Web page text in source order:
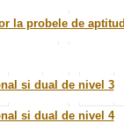
la probele de
si dual de nivel 3
si dual de nivel 4